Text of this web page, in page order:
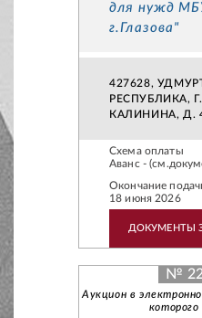
для нужд
г.Глазова"
427628,
РЕСПУБЛИКА,
КАЛИНИНА, Д.
Схема оплаты
Аванс -
Окончание
18 июня 2026
ДОКУМЕНТЫ
№
Аукцион в